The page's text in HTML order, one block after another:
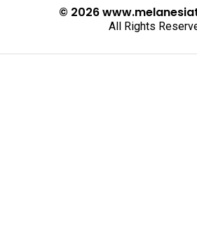
© 2026
All Rights